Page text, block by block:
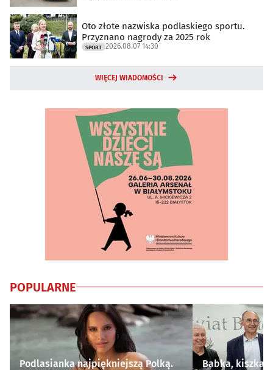
Oto złote nazwiska podlaskiego sportu.
Przyznano nagrody za 2025 rok
SPORT 2026.08.07 14:30
WIĘCEJ WIADOMOŚCI
POPULARNE
Podlasianka najpiękniejszą Polką.
Babka, kiszka i